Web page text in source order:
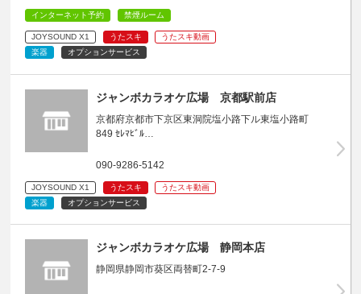
インターネット予約 禁煙ルーム
JOYSOUND X1 うたスキ
うたスキ動画
楽器
オプションサービス
ジャンボカラオケ広場 京都駅前店
京都府京都市下京区東洞院塩小路下ル東塩小路町
849 ｾﾚﾏﾋﾞﾙ…
090-9286-5142
JOYSOUND X1 うたスキ
うたスキ動画
楽器
オプションサービス
ジャンボカラオケ広場 静岡本店
静岡県静岡市葵区両替町2-7-9